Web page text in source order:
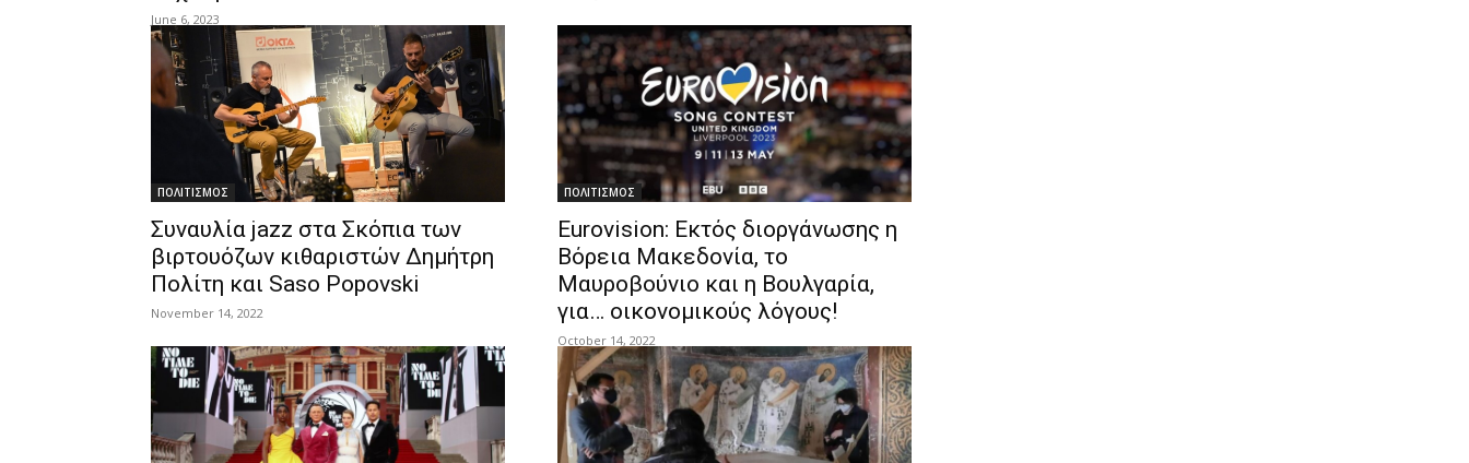
June 6, 2023
ΠΟΛΙΤΙΣΜΟΣ
Συναυλία jazz στα Σκόπια των
βιρτουόζων κιθαριστών Δημήτρη
Πολίτη και Saso Popovski
November 14, 2022
ΠΟΛΙΤΙΣΜΟΣ
Eurovision: Εκτός διοργάνωσης η
Βόρεια Μακεδονία, το
Μαυροβούνιο και η Βουλγαρία,
για… οικονομικούς λόγους!
October 14, 2022